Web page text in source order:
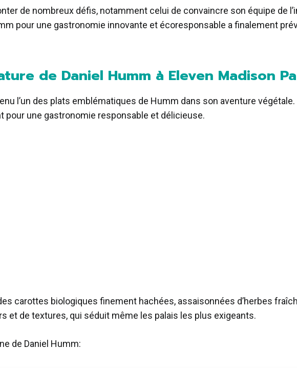
de nombreux défis, notamment celui de convaincre son équipe de
pour une gastronomie innovante et écoresponsable a finalement
de Daniel Humm à Eleven Madison
l’un des plats emblématiques de Humm dans son aventure
pour une gastronomie responsable et délicieuse.
carottes biologiques finement hachées, assaisonnées d’herbes
et de textures, qui séduit même les palais les plus exigeants.
de Daniel Humm: